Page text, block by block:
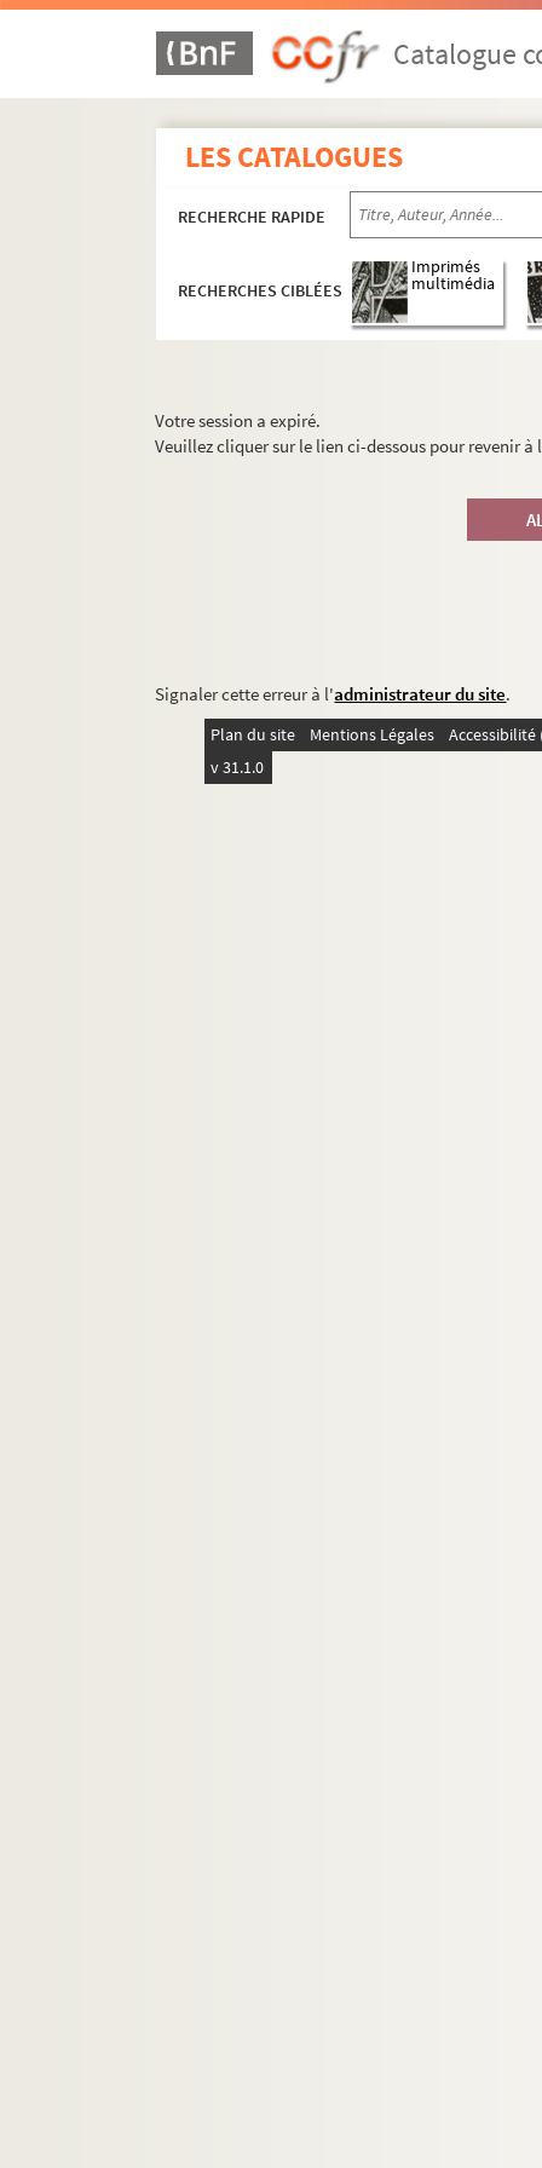
Catalogue
LES CATALOGUES
RECHERCHE RAPIDE
RECHERCHES CIBLÉES
Imprimés
multimédia
Votre session a expiré.
Veuillez cliquer sur le lien ci-dessous pour revenir
Signaler cette erreur à l'administrateur du site.
Plan du site Mentions Légales
v 31.1.0